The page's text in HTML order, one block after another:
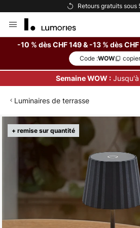
Retours gratuits sous
Allez
au
contenu
-10 % dès CHF 149 & -13 % dès
Code :WOW copier
Semaine WOW :Jusqu'à
Luminaires de terrasse
+ remise sur quantité
Skip
to
images